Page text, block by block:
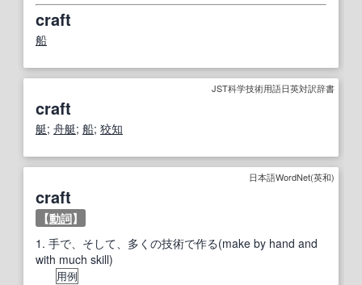
craft
船
JST科学技術用語日英対訳辞書
craft
艇; 舟艇; 船; 狡知
日本語WordNet(英和)
craft
【動詞】
1. 手で、そして、多くの技術で作る(make by hand and
with much skill)
用例